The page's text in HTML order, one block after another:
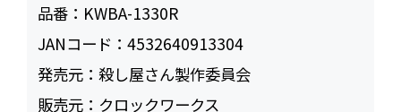
品番： KWBA-1330R
JANコード：4532640913304
発売元：殺し屋さん製作委員会
販売元： クロックワークス